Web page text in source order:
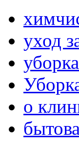
уход
о